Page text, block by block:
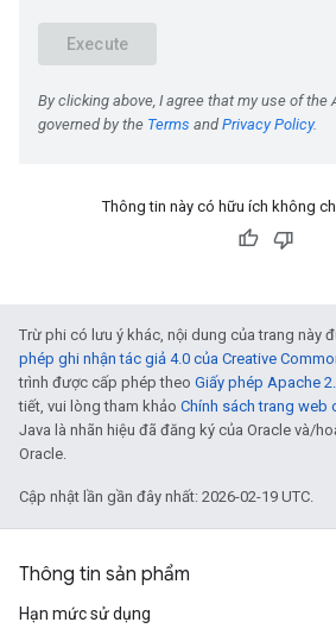
Thông tin này có hữu ích không
Trừ phi có lưu ý khác, nội dung của trang này
phép ghi nhận tác giả 4.0 của Creative
trình được cấp phép theo Giấy phép Apache
tiết, vui lòng tham khảo Chính sách trang web
Java là nhãn hiệu đã đăng ký của Oracle và/
Oracle.
Cập nhật lần gần đây nhất: 2026-02-19 UTC.
Thông tin sản phẩm
Hạn mức sử dụng